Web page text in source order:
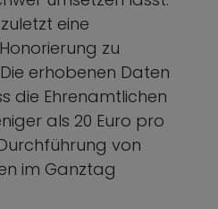
eine
zu
erhobenen Daten
die Ehrenamtlichen
als 20 Euro pro
von
im Ganztag